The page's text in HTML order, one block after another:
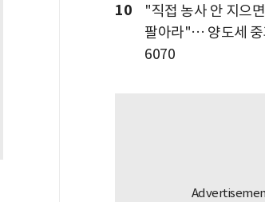
10
"직접 농사 안 지으
팔아라"… 양도세 중
6070